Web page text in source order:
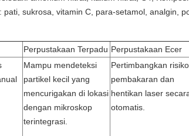
pati, sukrosa, vitamin C, para-setamol, analgin,
Perpustakaan Terpadu Perpustakaan Ecer
Mampu mendeteksi
partikel kecil yang
mencurigakan di lokasi
dengan mikroskop
terintegrasi.
Pertimbangkan risiko
pembakaran dan
hentikan laser
otomatis.